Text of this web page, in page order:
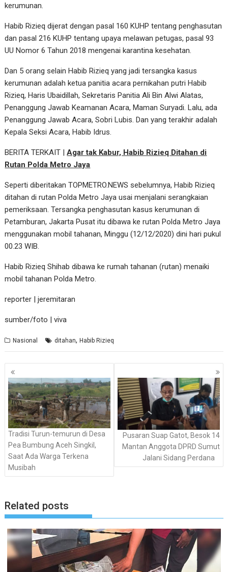
kerumunan.
Habib Rizieq dijerat dengan pasal 160 KUHP tentang penghasutan
dan pasal 216 KUHP tentang upaya melawan petugas, pasal 93
UU Nomor 6 Tahun 2018 mengenai karantina kesehatan.
Dan 5 orang selain Habib Rizieq yang jadi tersangka kasus
kerumunan adalah ketua panitia acara pernikahan putri Habib
Rizieq, Haris Ubaidillah, Sekretaris Panitia Ali Bin Alwi Alatas,
Penanggung Jawab Keamanan Acara, Maman Suryadi. Lalu, ada
Penanggung Jawab Acara, Sobri Lubis. Dan yang terakhir adalah
Kepala Seksi Acara, Habib Idrus.
BERITA TERKAIT |Agar tak Kabur, Habib Rizieq Ditahan di
Rutan Polda Metro Jaya
Seperti diberitakan TOPMETRO.NEWS sebelumnya, Habib Rizieq
ditahan di rutan Polda Metro Jaya usai menjalani serangkaian
pemeriksaan. Tersangka penghasutan kasus kerumunan di
Petamburan, Jakarta Pusat itu dibawa ke rutan Polda Metro Jaya
menggunakan mobil tahanan, Minggu (12/12/2020) dini hari pukul
00.23 WIB.
Habib Rizieq Shihab dibawa ke rumah tahanan (rutan) menaiki
mobil tahanan Polda Metro.
reporter | jeremitaran
sumber/foto | viva
Nasional ditahan,Habib Rizieq
Navigasi
pos
Tradisi Turun-temurun di Desa
Pea Bumbung Aceh Singkil,
Saat Ada Warga Terkena
Musibah
Pusaran Suap Gatot, Besok 14
Mantan Anggota DPRD Sumut
Jalani Sidang Perdana
Related posts